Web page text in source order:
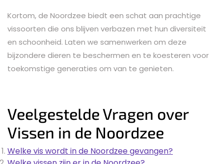
Kortom, de Noordzee biedt een schat aan prachtige
vissoorten die ons blijven verbazen met hun diversiteit
en schoonheid. Laten we samenwerken om deze
bijzondere dieren te beschermen en te koesteren voor
toekomstige generaties om van te genieten.
Veelgestelde Vragen over
Vissen in de Noordzee
Welke vis wordt in de Noordzee gevangen?